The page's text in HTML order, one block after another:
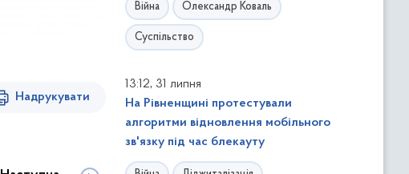
Надрукувати
Війна Олександр Коваль
Суспільство
13:12, 31 липня
На Рівненщині протестували
алгоритми відновлення мобільного
зв'язку під час блекауту